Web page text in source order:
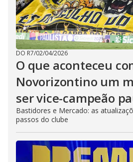
DO R7/02/04/2026
O que aconteceu
Novorizontino um
ser vice-campeão
Bastidores e Mercado: as
passos do clube